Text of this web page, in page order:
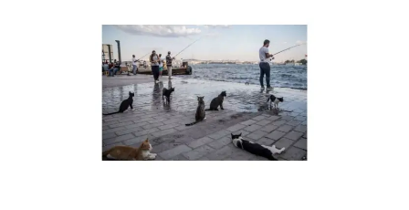
YAZMADAN EDEMEDIM
HABERLER / NEWS
twitterfacebook
instagram